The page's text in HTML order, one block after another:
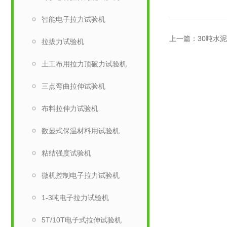
智能电子拉力试验机
拉拔力试验机
土工布用拉力顶破力试验机
三点弯曲拉伸试验机
布料拉伸力试验机
数显式保温材料用试验机
粘结强度试验机
微机控制电子拉力试验机
1-3吨电子拉力试验机
5T/10T电子式拉伸试验机
上一篇： 30吨水